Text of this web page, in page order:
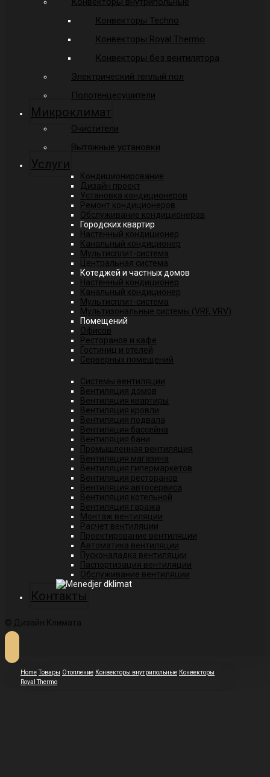
Конвекторы Techno
Конвекторы Royal Thermo
Конвекторы без вентилятора
Электрический теплый пол
Полотенцесушители
Микроклимат
Очистители
Вытяжные установки
Услуги
Кондиционирование
Дизайн проект
Установка кондиционеров
Ремонт кондиционеров
Обслуживание кондиционеров
Городских квартир
Настенный кондиционер
Канальный кондиционер
Мультисплит-система
Центральная система
Котеджей и частных домов
Настенный кондиционер
Канальный кондиционер
Мультисплит-система
Мультизональные системы (VRF, VRV)
Помещений
Офисов
Ресторанов и кафе
Гостиниц и отелей
Серверных помещений
Системы вентиляции
Вентиляция домов
Вентиляция квартиры
Вентиляция кровли
Вентиляция подвала
Вентиляция бассейна
Вентиляция бани
Промышленная вентиляция
Вентиляция магазина
Вентиляция гипермаркетов
Вентиляция ресторанов
Вентиляция автосервиса
Вентиляция котельной
Вентиляция гаража
Монтаж вентиляции
Расчет вентиляции
Проектирование вентиляции
Автоматика вентиляции
Пусконаладка вентиляции
Паспортизация вентиляции
Обслуживание вентиляции
Контакты
© Дизайн Климата
Home Товары Отопление Конвекторы внутрипольные Конвекторы
Royal Thermo